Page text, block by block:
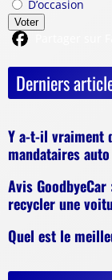
D’occasion
Voter
Derniers
Y a-t-il vraiment
mandataires
Avis
recycler une
Quel est le